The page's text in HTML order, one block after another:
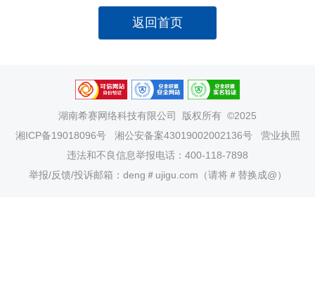
返回首页
湖南希赛网络科技有限公司
版权所有 ©2025
湘ICP备19018096号
湘公安备案43019002002136号
营业执照
违法和不良信息举报电话：400-118-7898
举报/反馈/投诉邮箱：deng＃ujigu.com（请将＃替换成@）